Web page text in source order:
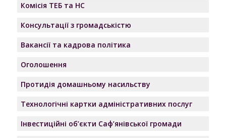
Комісія ТЕБ та НС
Консультації з громадськістю
Вакансії та кадрова політика
Оголошення
Протидія домашньому насильству
Технологічні картки адміністративних послуг
Інвестиційні об’єкти Саф’янівської громади